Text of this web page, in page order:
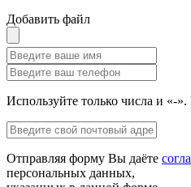
Добавить файл
Используйте только числа и «-
Отправляя форму Вы даёте
персональных данных,